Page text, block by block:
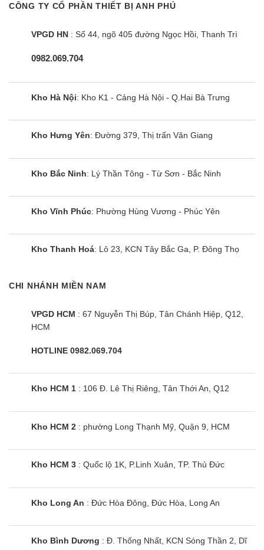
định, vận hành bền bỉ, tiết kiệm đến 30% điện
năng tiêu thụ so với các máy điều hoà thông
Bảo vệ sức khoẻ toàn diện cho người dùng
Chiếc điều hòa Casper 12000 2 chiều này sử dụng
hệ thống lưới lọc đa chiều Airfresh loại bỏ hiệu
ẩm mốc,… Đồng thời, các hạt bụi siêu nhỏ 0.3
màng lọc tăng cường vitamin C giúp không khí
Máy điều hòa 2 chiều GH-12IS33 ngăn ngừa
vi khuẩn và nấm mốc phát triển nhờ chế độ
I-clean
và nấm mốc ở dàn lạnh. Mang lại bầu không khí
trong lành, an toàn cho sức khoẻ người dùng.
Dàn tản nhiệt mạ vàng bền bỉ với thời gian
Dàn tản nhiệt bằng đồng mạ vàng của điều hoà
CÔNG TY CỔ PHẦN THIẾT BỊ ANH PHÚ
VPGD HN : Số 44, ngõ 405 đường Ngọc Hồi, Thanh Trì
0982.069.704
Kho Hà Nội: Kho K1 - Cảng Hà Nội - Q.Hai Bà Trưng
Kho Hưng Yên: Đường 379, Thị trấn Văn Giang
Kho Bắc Ninh: Lý Thần Tông - Từ Sơn - Bắc Ninh
Kho Vĩnh Phúc: Phường Hùng Vương - Phúc Yên
Kho Thanh Hoá: Lô 23, KCN Tây Bắc Ga, P. Đông Thọ
CHI NHÁNH MIỀN NAM
VPGD HCM : 67 Nguyễn Thị Búp, Tân Chánh Hiệp, Q12,
HCM
HOTLINE 0982.069.704
Kho HCM 1 : 106 Đ. Lê Thị Riêng, Tân Thới An, Q12
Kho HCM 2 : phường Long Thạnh Mỹ, Quận 9, HCM
Kho HCM 3 : Quốc lộ 1K, P.Linh Xuân, TP. Thủ Đức
Kho Long An : Đức Hòa Đông, Đức Hòa, Long An
Kho Bình Dương : Đ. Thống Nhất, KCN Sóng Thần 2, Dĩ